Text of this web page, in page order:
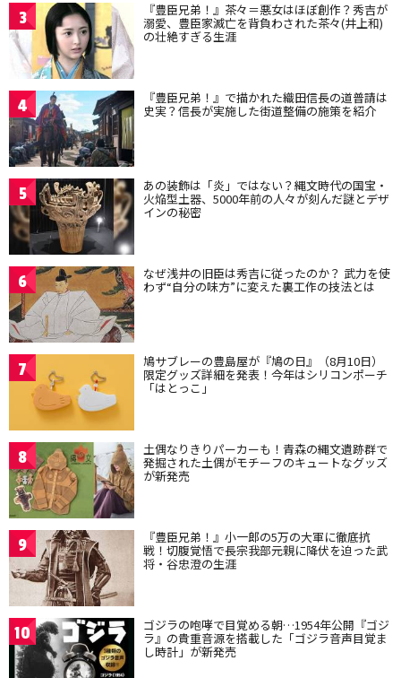
3 『豊臣兄弟！』茶々＝悪女はほぼ創作？秀吉が
溺愛、豊臣家滅亡を背負わされた茶々(井上和)
の壮絶すぎる生涯
4 『豊臣兄弟！』で描かれた織田信長の道普請は
史実？信長が実施した街道整備の施策を紹介
5 あの装飾は「炎」ではない？縄文時代の国宝・
火焔型土器、5000年前の人々が刻んだ謎とデザ
インの秘密
6 なぜ浅井の旧臣は秀吉に従ったのか？ 武力を使
わず“自分の味方”に変えた裏工作の技法とは
7 鳩サブレーの豊島屋が『鳩の日』（8月10日）
限定グッズ詳細を発表！今年はシリコンポーチ
「はとっこ」
8 土偶なりきりパーカーも！青森の縄文遺跡群で
発掘された土偶がモチーフのキュートなグッズ
が新発売
9 『豊臣兄弟！』小一郎の5万の大軍に徹底抗
戦！切腹覚悟で長宗我部元親に降伏を迫った武
将・谷忠澄の生涯
10 ゴジラの咆哮で目覚める朝…1954年公開『ゴジ
ラ』の貴重音源を搭載した「ゴジラ音声目覚ま
し時計」が新発売